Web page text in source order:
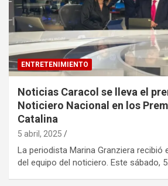
ENTRETENIMIENTO
Noticias Caracol se lleva el
Noticiero Nacional en los
Catalina
5 abril, 2025
La periodista Marina Granziera recibió
del equipo del noticiero. Este sábado,